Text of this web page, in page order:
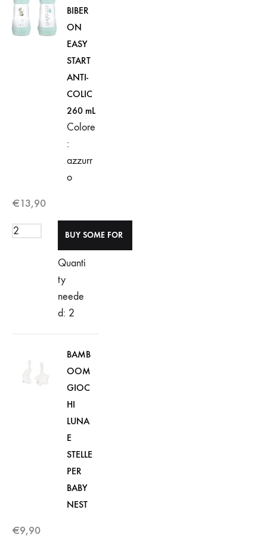
BIBER
ON
EASY
START
ANTI-
COLIC
260 mL
Colore
:
azzurr
o
€13,90
Quanti
ty
neede
d: 2
BAMB
OOM
GIOC
HI
LUNA
E
STELLE
PER
BABY
NEST
€9,90